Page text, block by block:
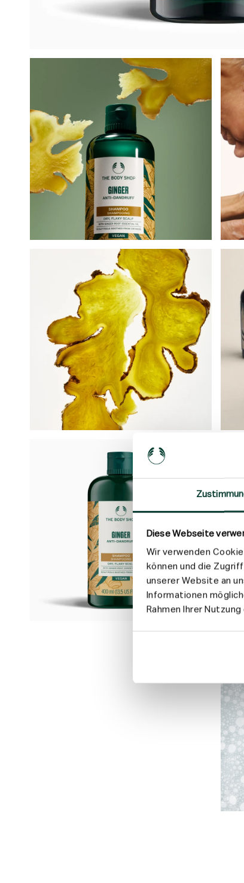
Diese Webseite
Wir verwenden
können und die
unserer Website an
Informationen
Rahmen Ihrer